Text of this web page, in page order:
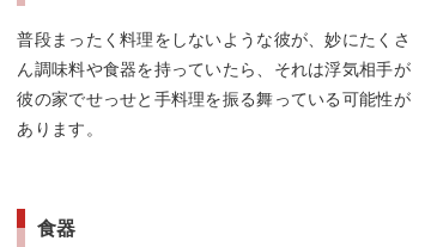
普段まったく料理をしないような彼が、妙にたくさ
ん調味料や食器を持っていたら、それは浮気相手が
彼の家でせっせと手料理を振る舞っている可能性が
あります。
食器